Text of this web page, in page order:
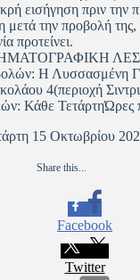
εισήγηση πριν την
μετά την προβολή
προτείνει.
Η Λυσσασμένη
4(περιοχή
Κάθε ΤετάρτηΏρες
15 Οκτωβρίου 202
Share this...
Facebook
Twitter